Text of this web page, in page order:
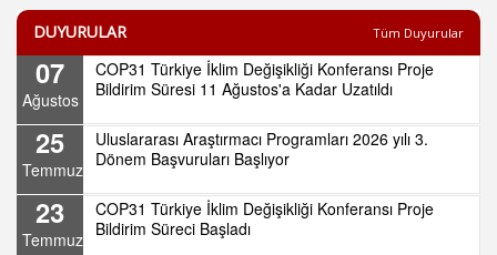
DUYURULAR Tüm Duyurular
07
Ağustos
COP31 Türkiye İklim Değişikliği Konferansı Proje
Bildirim Süresi 11 Ağustos'a Kadar Uzatıldı
25
Temmuz
Uluslararası Araştırmacı Programları 2026 yılı 3.
Dönem Başvuruları Başlıyor
23
Temmuz
COP31 Türkiye İklim Değişikliği Konferansı Proje
Bildirim Süreci Başladı